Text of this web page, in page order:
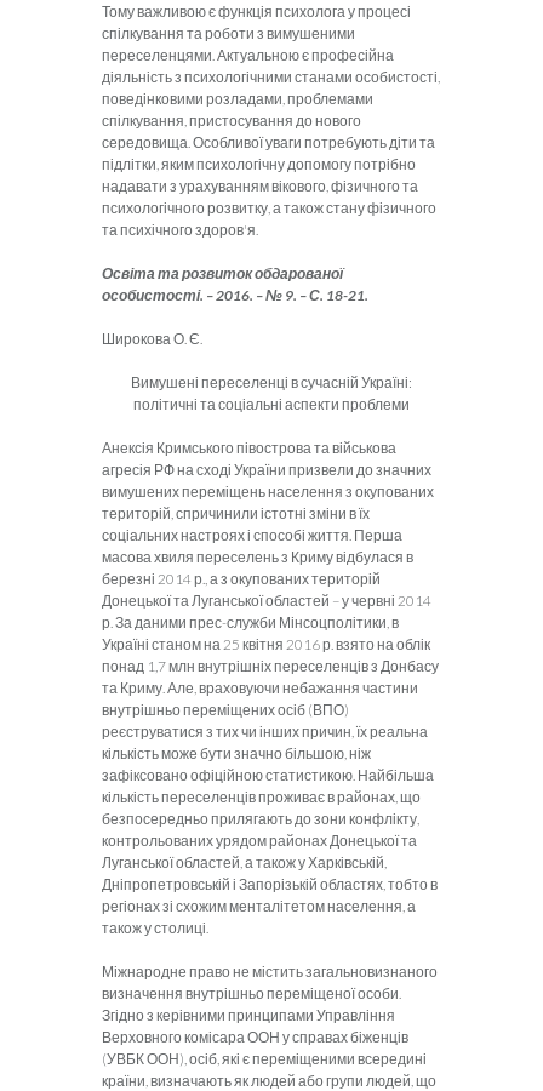
Тому важливою є функція психолога у процесі
спілкування та роботи з вимушеними
переселенцями. Актуальною є професійна
діяльність з психологічними станами особистості,
поведінковими розладами, проблемами
спілкування, пристосування до нового
середовища. Особливої уваги потребують діти та
підлітки, яким психологічну допомогу потрібно
надавати з урахуванням вікового, фізичного та
психологічного розвитку, а також стану фізичного
та психічного здоров'я.
Освіта та розвиток обдарованої
особистості. – 2016. – № 9. – С. 18-21.
Широкова О. Є.
Вимушені переселенці в сучасній Україні:
політичні та соціальні аспекти проблеми
Анексія Кримського півострова та військова
агресія РФ на сході України призвели до значних
вимушених переміщень населення з окупованих
територій, спричинили істотні зміни в їх
соціальних настроях і способі життя. Перша
масова хвиля переселень з Криму відбулася в
березні 2014 р., а з окупованих територій
Донецької та Луганської областей – у червні 2014
р. За даними прес-служби Мінсоцполітики, в
Україні станом на 25 квітня 2016 р. взято на облік
понад 1,7 млн внутрішніх переселенців з Донбасу
та Криму. Але, враховуючи небажання частини
внутрішньо переміщених осіб (ВПО)
реєструватися з тих чи інших причин, їх реальна
кількість може бути значно більшою, ніж
зафіксовано офіційною статистикою. Найбільша
кількість переселенців проживає в районах, що
безпосередньо прилягають до зони конфлікту,
контрольованих урядом районах Донецької та
Луганської областей, а також у Харківській,
Дніпропетровській і Запорізькій областях, тобто в
регіонах зі схожим менталітетом населення, а
також у столиці.
Міжнародне право не містить загальновизнаного
визначення внутрішньо переміщеної особи.
Згідно з керівними принципами Управління
Верховного комісара ООН у справах біженців
(УВБК ООН), осіб, які є переміщеними всередині
країни, визначають як людей або групи людей, що